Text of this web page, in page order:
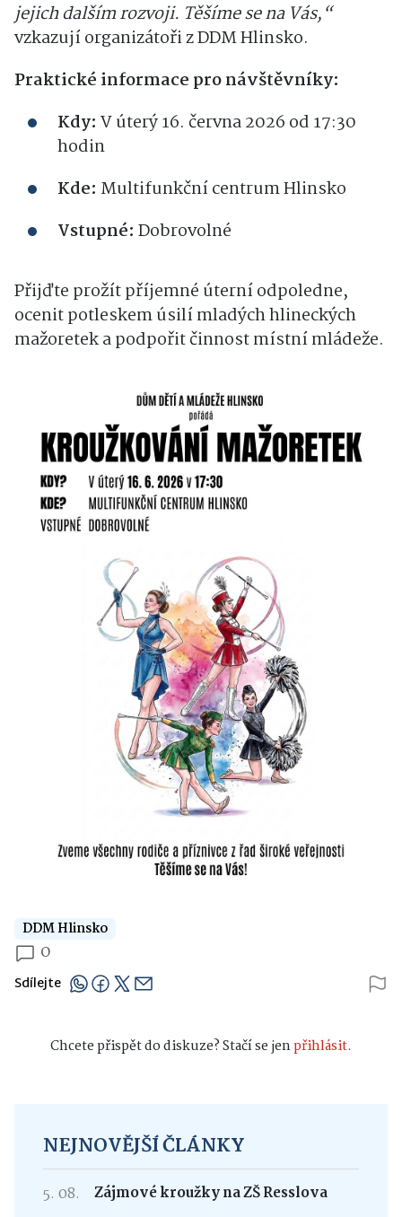
jejich dalším rozvoji. Těšíme se na Vás,“
vzkazují organizátoři z DDM Hlinsko.
Praktické informace pro návštěvníky:
Kdy: V úterý 16. června 2026 od 17:30
hodin
Kde: Multifunkční centrum Hlinsko
Vstupné: Dobrovolné
Přijďte prožít příjemné úterní odpoledne,
ocenit potleskem úsilí mladých hlineckých
mažoretek a podpořit činnost místní mládeže.
DDM Hlinsko
0
Sdílejte
Chcete přispět do diskuze? Stačí se jenpřihlásit.
NEJNOVĚJŠÍ ČLÁNKY
5. 08. Zájmové kroužky na ZŠ Resslova